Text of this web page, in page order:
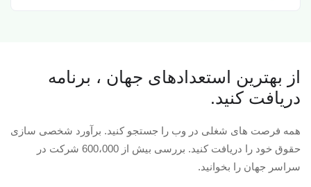
از بهترین استعدادهای جهان ، برنامه
دریافت کنید.
همه فرصت های شغلی در وب را جستجو کنید. برآورد شخصی سازی
حقوق خود را دریافت کنید. بررسی بیش از 600،000 شرکت در
سراسر جهان را بخوانید.